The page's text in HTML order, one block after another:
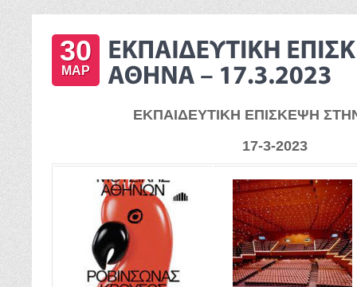
Πρόγραμμα Εισαγωγής Η/Υ για μια Ψηφιακά
ΕΝΤΑΞΗ ΜΑΘΗΤΩΝ ΜΕ ΑΝΑΠΗΡΙΑ Η/ΚΑΙ ΕΙΔΙΚΕΣ
30
ΜΑΡ
ΕΚΠΑΙΔΕΥΤΙΚΗ ΕΠΙΣΚΕΨΗ
17-3-2023